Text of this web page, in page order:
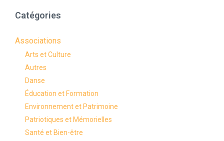
Catégories
Associations
Arts et Culture
Autres
Danse
Éducation et Formation
Environnement et Patrimoine
Patriotiques et Mémorielles
Santé et Bien-être